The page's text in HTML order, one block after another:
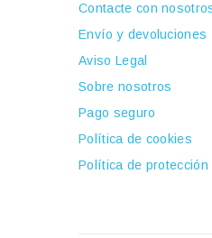
Contacte con
Envío y devoluciones
Aviso Legal
Sobre nosotros
Pago seguro
Política de cookies
Política de protección